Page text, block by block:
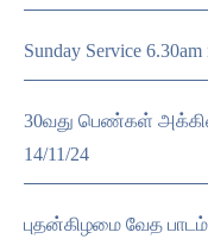
Sunday Service
30வது பெண்கள்
14/11/24
புதன்கிழமை வேத